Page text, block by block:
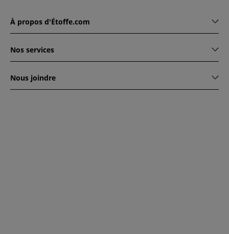
À propos d'Étoffe.com
Nos services
Nous joindre